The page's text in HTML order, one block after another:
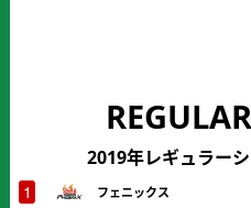
2019年レギュラー
1 フェニックス